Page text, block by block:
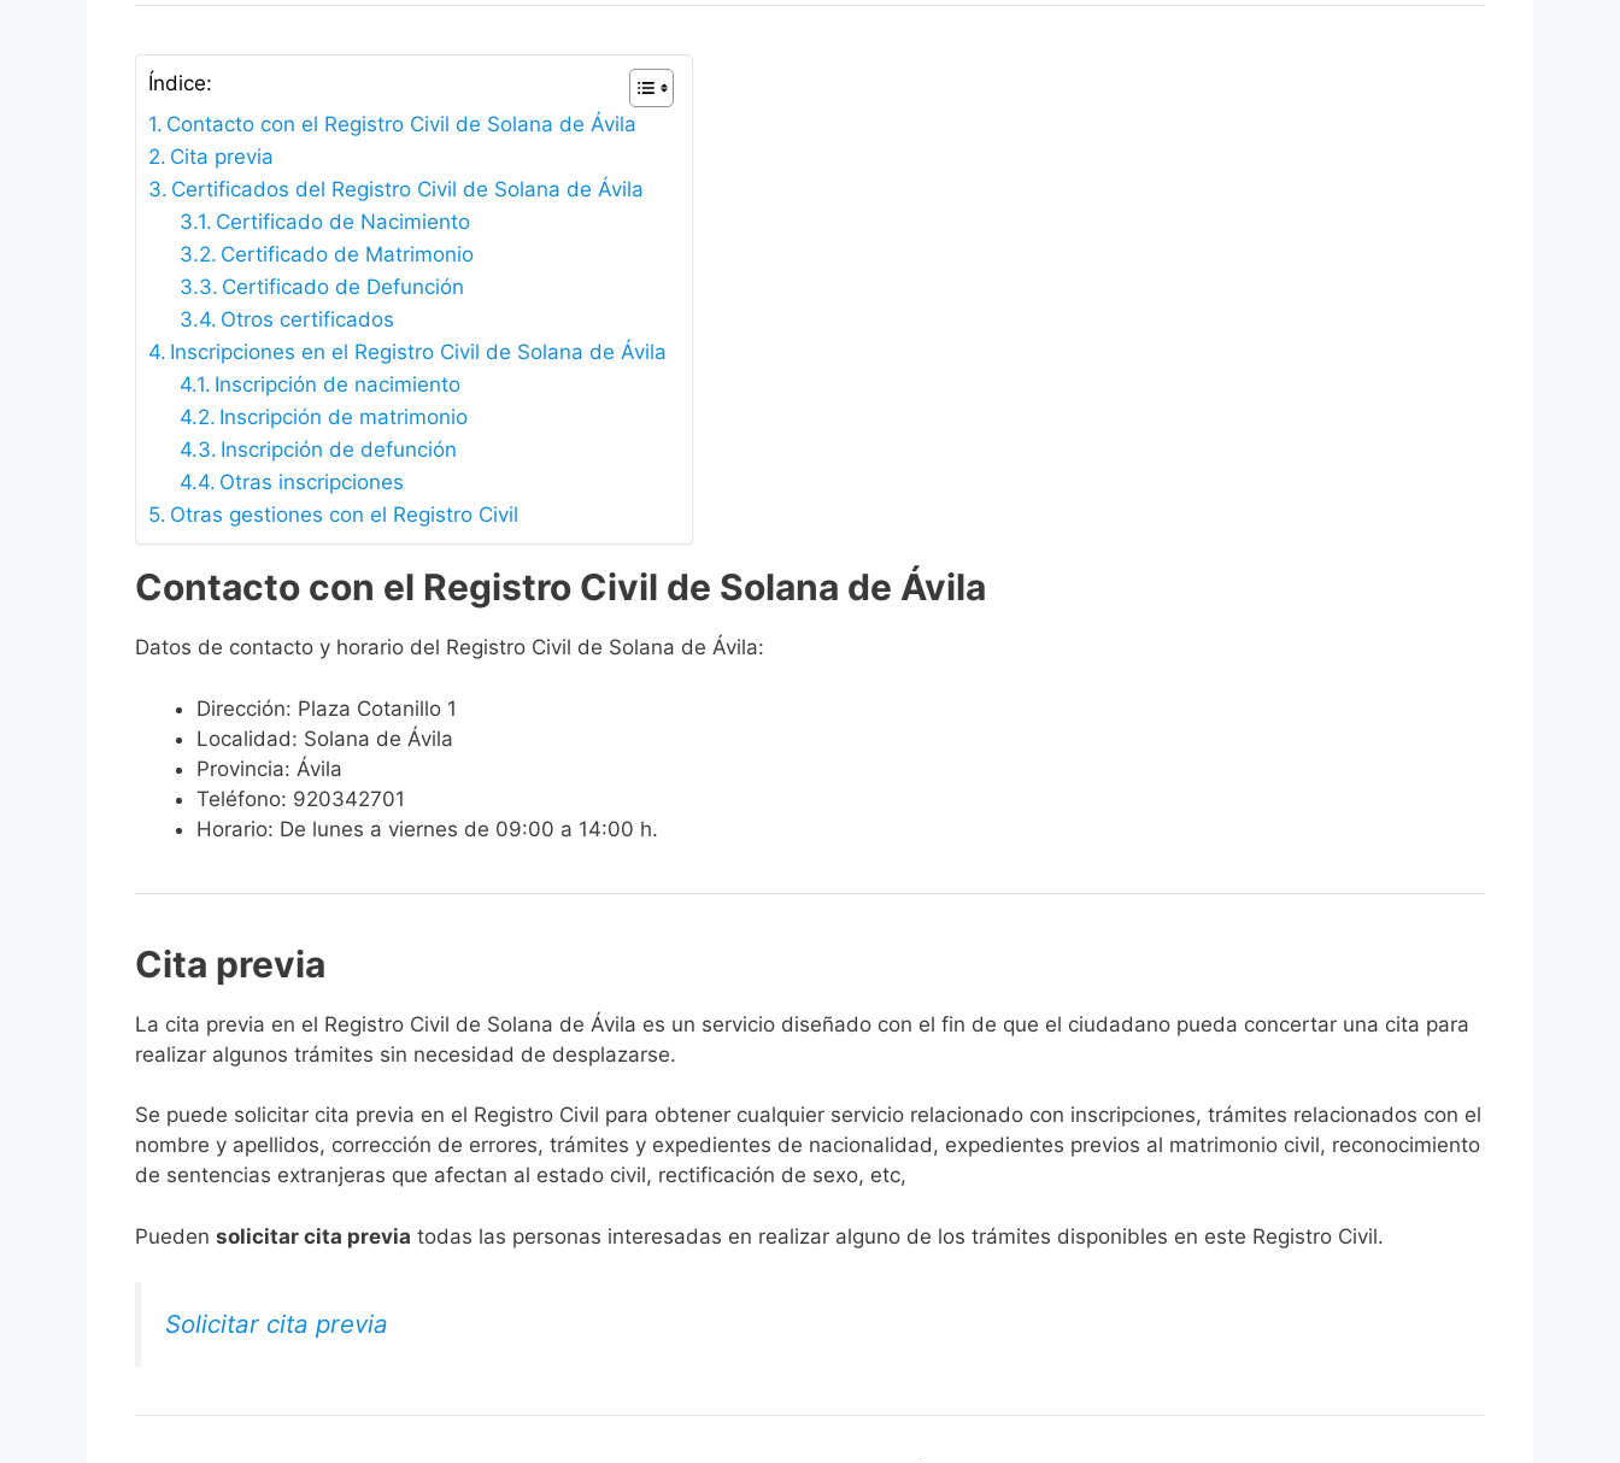
Índice:
Contacto con el Registro Civil de Solana de Ávila
Cita previa
Certificados del Registro Civil de Solana de Ávila
Certificado de Nacimiento
Certificado de Matrimonio
Certificado de Defunción
Otros certificados
Inscripciones en el Registro Civil de Solana de Ávila
Inscripción de nacimiento
Inscripción de matrimonio
Inscripción de defunción
Otras inscripciones
Otras gestiones con el Registro Civil
Contacto con el Registro Civil de Solana de Ávila
Datos de contacto y horario del Registro Civil de Solana de Ávila:
Dirección: Plaza Cotanillo 1
Localidad: Solana de Ávila
Provincia: Ávila
Teléfono: 920342701
Horario: De lunes a viernes de 09:00 a 14:00 h.
Cita previa
​​​​​​​​​​​​​​​​​​​​​​​​​​​​La cita previa en el Registro Civil de Solana de Ávila es un servicio diseñado con el fin de que el ciudadano pueda concertar una cita para
realizar algunos trámites sin necesidad de desplazarse.​
Se puede solicitar cita previa en el Registro Civil para obtener cualquier servicio relacionado con inscripciones, trámites relacionados con el
nombre y apellidos, corrección de errores, trámites y expedientes de nacionalidad, expedientes previos al matrimonio civil, reconocimiento
de sentencias extranjeras que afectan al estado civil, rectificación de sexo, etc,
​Pueden solicitar cita previa todas las personas interesadas en realizar alguno de los trámites disponibles en este Registro Civil.​
Solicitar cita previa